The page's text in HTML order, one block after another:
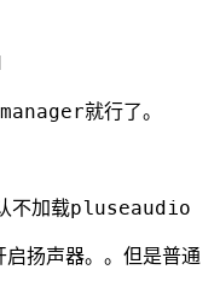
就行了。
加载pluseaudio
扬声器。。但是普通